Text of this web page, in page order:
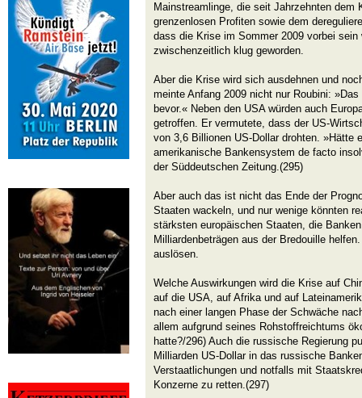
Mainstreamlinge, die seit Jahrzehnten dem
grenzenlosen Profiten sowie dem
dass die Krise im Sommer 2009 vorbei sein
zwischenzeitlich klug geworden.
Aber die Krise wird sich ausdehnen und
meinte Anfang 2009 nicht nur Roubini:
bevor.« Neben den USA würden auch
getroffen. Er vermutete, dass der US-
von 3,6 Billionen US-Dollar drohten. »Hätte
amerikanische Bankensystem de facto
der Süddeutschen Zeitung.(295)
Aber auch das ist nicht das Ende der
Staaten wackeln, und nur wenige könnten
stärksten europäischen Staaten, die
Milliardenbeträgen aus der Bredouille
auslösen.
Welche Auswirkungen wird die Krise auf
auf die USA, auf Afrika und auf
nach einer langen Phase der Schwäche
allem aufgrund seines Rohstoffreichtums
hatte?/296) Auch die russische Regierung
Milliarden US-Dollar in das russische
Verstaatlichungen und notfalls mit
Konzerne zu retten.(297)